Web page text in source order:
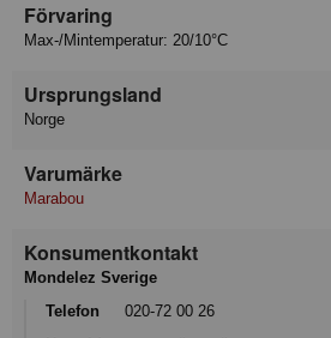
Förvaring
Max-/Mintemperatur: 20/10°C
Ursprungsland
Norge
Varumärke
Marabou
Konsumentkontakt
Mondelez Sverige
Telefon
020-72 00 26